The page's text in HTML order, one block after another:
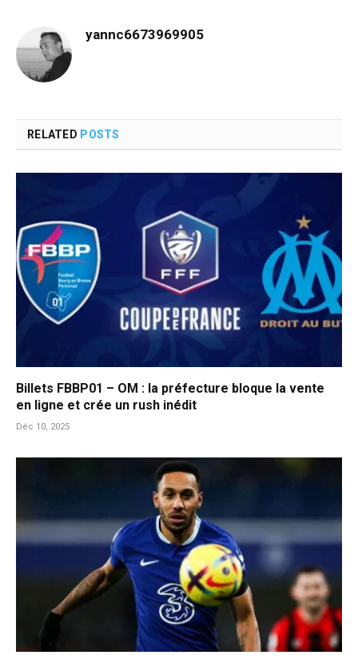
yannc6673969905
RELATED POSTS
Billets FBBP01 – OM : la préfecture bloque la vente
en ligne et crée un rush inédit
Déc 10, 2025